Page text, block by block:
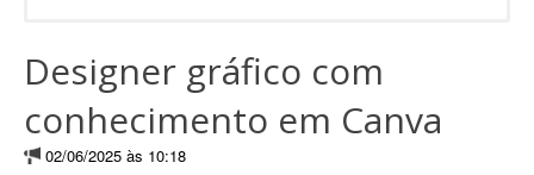
Designer gráfico com
conhecimento em Canva
02/06/2025 às 10:18